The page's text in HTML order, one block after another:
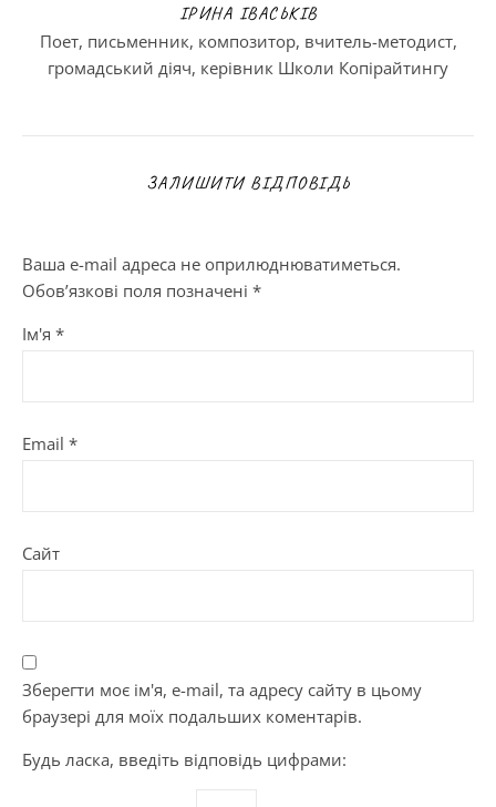
ІРИНА ІВАСЬКІВ
Поет, письменник, композитор, вчитель-методист,
громадський діяч, керівник Школи Копірайтингу
ЗАЛИШИТИ ВІДПОВІДЬ
Ваша e-mail адреса не оприлюднюватиметься.
Обов’язкові поля позначені *
Ім'я *
Email *
Сайт
Зберегти моє ім'я, e-mail, та адресу сайту в цьому
браузері для моїх подальших коментарів.
Будь ласка, введіть відповідь цифрами: